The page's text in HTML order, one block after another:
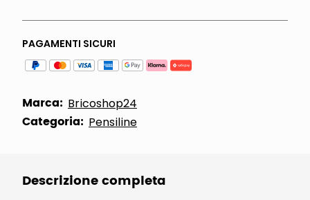
PAGAMENTI SICURI
Marca: Bricoshop24
Categoria: Pensiline
Descrizione completa